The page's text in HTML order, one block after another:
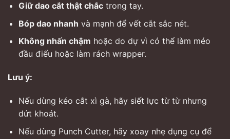
Giữ dao cắt thật chắctrong tay.
Bóp dao nhanh và mạnh để vết cắt sắc nét.
Không nhấn chậm hoặc do dự vì có thể làm méo
đầu điếu hoặc làm rách wrapper.
Lưu ý:
Nếu dùng kéo cắt xì gà, hãy siết lực từ từ nhưng
dứt khoát.
Nếu dùng Punch Cutter, hãy xoay nhẹ dụng cụ để